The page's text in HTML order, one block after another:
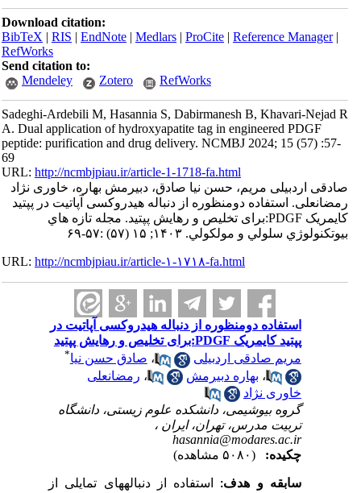
Download citation:
BibTeX| RIS|EndNote|Medlars|ProCite|
Send citation to:
Mendeley
Zotero
Sadeghi-Ardebili M, Hasannia S, Dabirmanesh B,
A. Dual application of hydroxyapatite tag in
peptide: purification and drug delivery. NCMBJ 2024;
URL:http://ncmbjpiau.ir/article-1-1718-fa.html
مریم، حسن نیا صادق، دبیرمش بهاره، خاوری نژاد
دومنظوره از دنباله هیدروکسی آپاتیت در پپتید
کایمریک PDGF:برای تخلیص و رهایش پپتید. مجله تازه هاي
مولكولي. ۱۴۰۳; ۱۵ (۵۷) :۵۷-۶۹
URL:http://ncmbjpiau.ir/article-۱-۱۷۱۸-fa.html
دومنظوره از دنباله هیدروکسی آپاتیت در
صادقی اردبیلی
، صادق حسن نیا
بهاره دبیرمش ،رمضانعلی
بیوشیمی، دانشکده علوم زیستی، دانشگاه
مدرس، تهران، ایران ،
و هدف:استفاده از دنباله­های تمایلی از